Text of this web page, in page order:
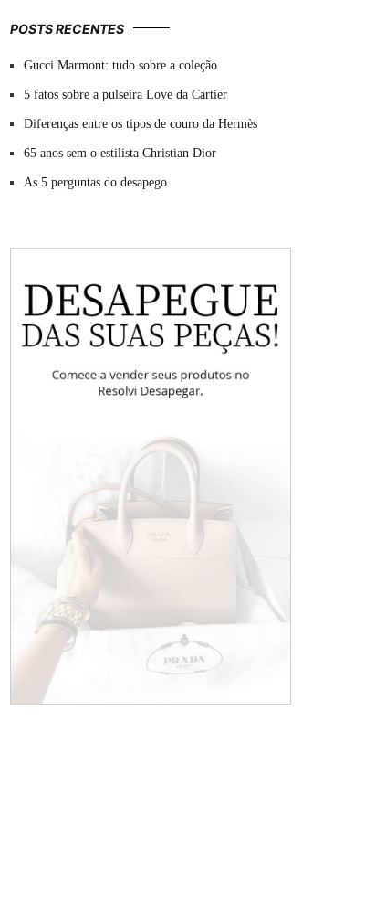
POSTS RECENTES
Gucci Marmont: tudo sobre a coleção
5 fatos sobre a pulseira Love da Cartier
Diferenças entre os tipos de couro da Hermès
65 anos sem o estilista Christian Dior
As 5 perguntas do desapego